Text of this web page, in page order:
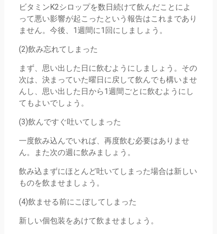
ビタミンK2シロップを数日続けて飲んだことによ
って悪い影響が起こったという報告はこれまであり
ません。今後、1週間に1回にしましょう。
(2)飲み忘れてしまった
まず、思い出した日に飲むようにしましょう。その
次は、決まっていた曜日に戻して飲んでも構いませ
んし、思い出した日から1週間ごとに飲むようにし
てもよいでしょう。
(3)飲んですぐ吐いてしまった
一度飲み込んでいれば、再度飲む必要はありませ
ん。また次の週に飲みましょう。
飲み込まずにほとんど吐いてしまった場合は新しい
ものを飲ませましょう。
(4)飲ませる前にこぼしてしまった
新しい個包装をあけて飲ませましょう。